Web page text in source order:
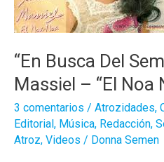
“En Busca Del
Massiel – “El Noa
3 comentarios / Atrozidades,
Editorial , Música, Redacción,
Atroz, Videos / Donna Semen